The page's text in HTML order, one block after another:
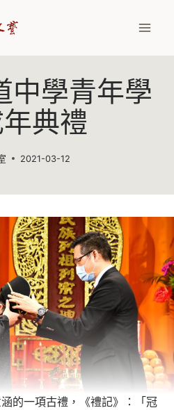
中學青年學
典禮
2021-03-12
涵的一項古禮，《禮記》：「冠